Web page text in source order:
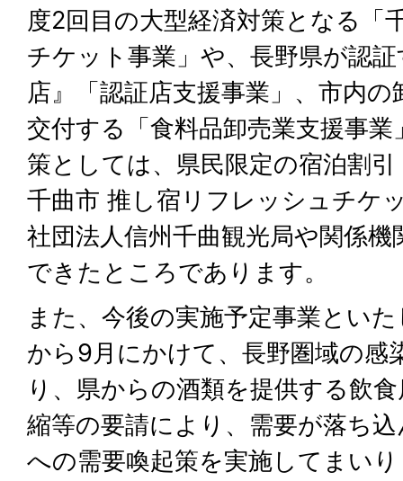
度2回目の大型経済対策となる「
チケット事業」や、長野県が認
店』「認証店支援事業」、市内
交付する「食料品卸売業支援事
策としては、県民限定の宿泊割
千曲市 推し宿リフレッシュチケ
社団法人信州千曲観光局や関係
できたところであります。
また、今後の実施予定事業とい
から9月にかけて、長野圏域の感
り、県からの酒類を提供する飲
縮等の要請により、需要が落ち
への需要喚起策を実施してまい